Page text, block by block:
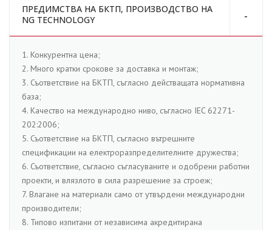
ПРЕДИМСТВА НА БКТП, ПРОИЗВОДСТВО НА
NG TECHNOLOGY
1. Конкурентна цена;
2. Много кратки срокове за доставка и монтаж;
3. Съответствие на БКТП, съгласно действащата нормативна
база;
4. Качество на международно ниво, съгласно IEC 62271-
202:2006;
5. Съответствие на БКТП, съгласно вътрешните
спецификации на електроразпределителните дружества;
6. Съответствие, съгласно съгласуваните и одобрени работни
проекти, и влязлото в сила разрешение за строеж;
7. Влагане на материали само от утвърдени международни
производители;
8. Типово изпитани от независима акредитирана